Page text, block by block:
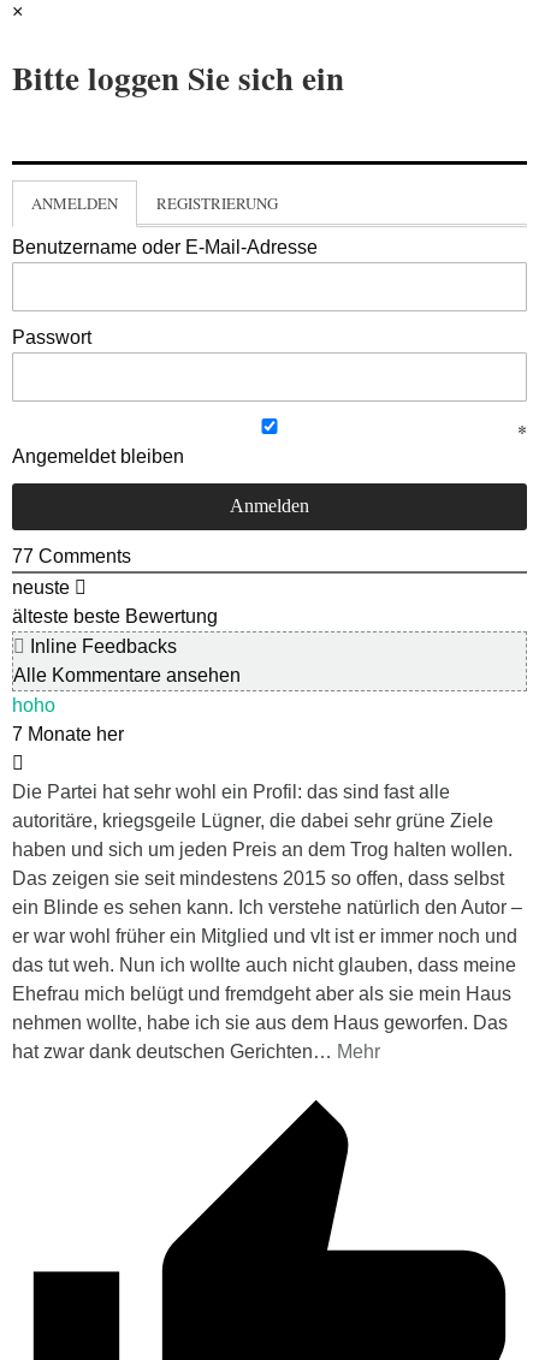
×
Bitte loggen Sie sich ein
ANMELDEN REGISTRIERUNG
Benutzername oder E-Mail-Adresse
Passwort
Angemeldet bleiben
77 Comments
neuste
älteste beste Bewertung
Inline Feedbacks
Alle Kommentare ansehen
hoho
7 Monate her
Die Partei hat sehr wohl ein Profil: das sind fast alle
autoritäre, kriegsgeile Lügner, die dabei sehr grüne Ziele
haben und sich um jeden Preis an dem Trog halten wollen.
Das zeigen sie seit mindestens 2015 so offen, dass selbst
ein Blinde es sehen kann. Ich verstehe natürlich den Autor –
er war wohl früher ein Mitglied und vlt ist er immer noch und
das tut weh. Nun ich wollte auch nicht glauben, dass meine
Ehefrau mich belügt und fremdgeht aber als sie mein Haus
nehmen wollte, habe ich sie aus dem Haus geworfen. Das
hat zwar dank deutschen Gerichten… Mehr